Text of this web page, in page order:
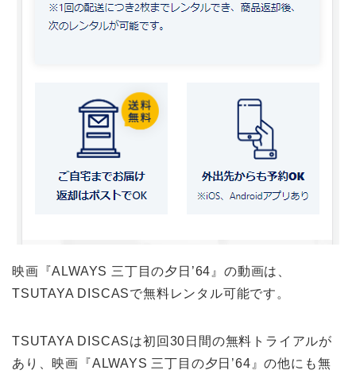
映画『ALWAYS 三丁目の夕日’64』の動画は、
TSUTAYA DISCASで無料レンタル可能です。
TSUTAYA DISCASは初回30日間の無料トライアルが
あり、映画『ALWAYS 三丁目の夕日’64』の他にも無